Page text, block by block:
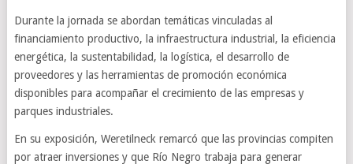
Durante la jornada se abordan temáticas vinculadas al
financiamiento productivo, la infraestructura industrial, la eficiencia
energética, la sustentabilidad, la logística, el desarrollo de
proveedores y las herramientas de promoción económica
disponibles para acompañar el crecimiento de las empresas y
parques industriales.
En su exposición, Weretilneck remarcó que las provincias compiten
por atraer inversiones y que Río Negro trabaja para generar